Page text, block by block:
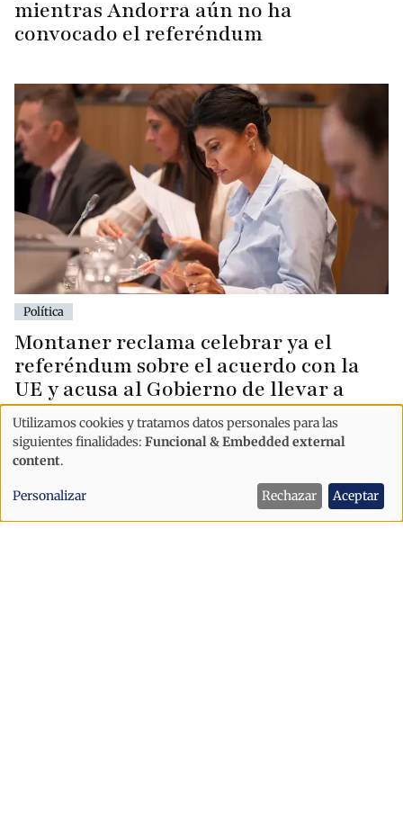
mientras Andorra aún no ha
convocado el referéndum
Política
Montaner reclama celebrar ya el
referéndum sobre el acuerdo con la
UE y acusa al Gobierno de llevar a
Andorra «al precipicio»
Uso
de
datos
personales
Utilizamos cookies y tratamos datos personales para las
siguientes finalidades: Funcional & Embedded external
content.
Personalizar Rechazar Aceptar